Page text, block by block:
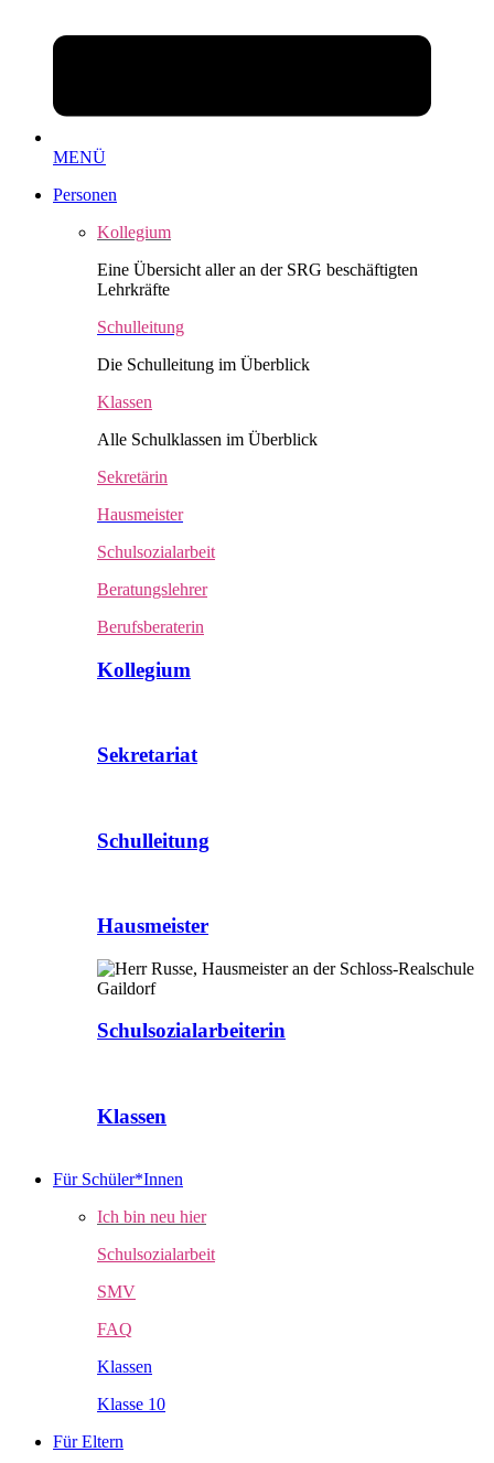
MENÜ
Personen
Kollegium
Eine Übersicht aller an der SRG beschäftigten
Lehrkräfte
Schulleitung
Die Schulleitung im Überblick
Klassen
Alle Schulklassen im Überblick
Sekretärin
Hausmeister
Schulsozialarbeit
Beratungslehrer
Berufsberaterin
Kollegium
Sekretariat
Schulleitung
Hausmeister
Schulsozialarbeiterin
Klassen
Für Schüler*Innen
Ich bin neu hier
Schulsozialarbeit
SMV
FAQ
Klassen
Klasse 10
Für Eltern